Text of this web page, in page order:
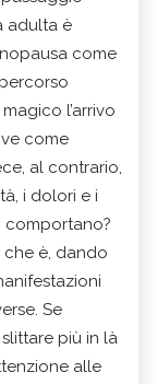
adulta è
come
l’arrivo
come
al contrario,
i dolori e i
comportano?
che è, dando
Se
più in là
alle